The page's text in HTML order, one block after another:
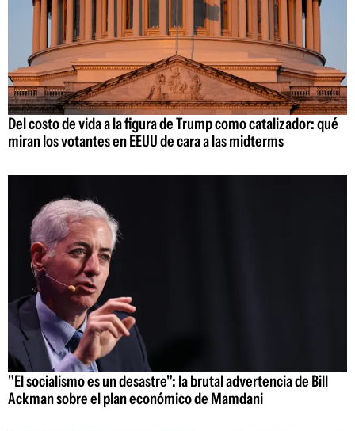
Del costo de vida a la figura de Trump como catalizador: qué
miran los votantes en EEUU de cara a las midterms
"El socialismo es un desastre": la brutal advertencia de Bill
Ackman sobre el plan económico de Mamdani